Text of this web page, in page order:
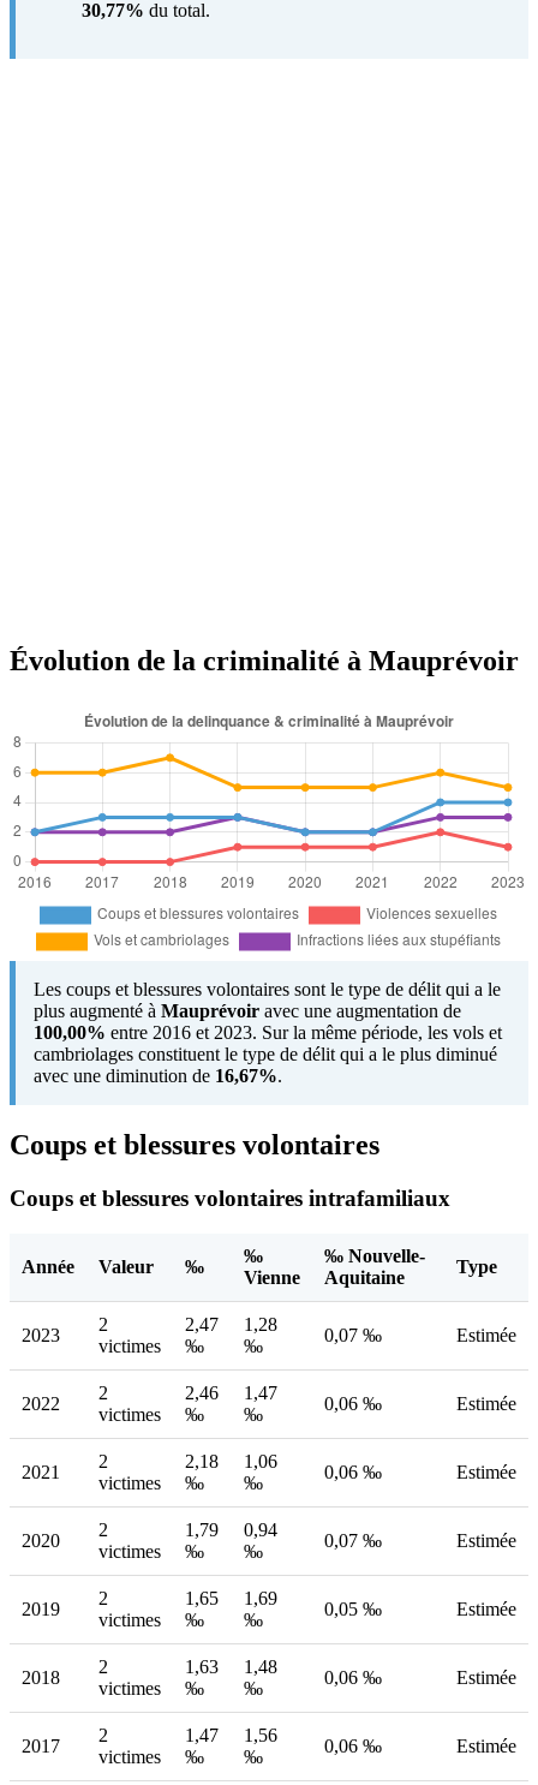
30,77% du total.
Évolution de la criminalité à Mauprévoir
Les coups et blessures volontaires sont le type de délit qui a le
plus augmenté à Mauprévoir avec une augmentation de
100,00% entre 2016 et 2023. Sur la même période, les vols et
cambriolages constituent le type de délit qui a le plus diminué
avec une diminution de 16,67%.
Coups et blessures volontaires
Coups et blessures volontaires intrafamiliaux
Année Valeur ‰
‰
Vienne
‰ Nouvelle-
Aquitaine
Type
2023
2
victimes
2,47
‰
1,28
‰
0,07 ‰ Estimée
2022
2
victimes
2,46
‰
1,47
‰
0,06 ‰ Estimée
2021
2
victimes
2,18
‰
1,06
‰
0,06 ‰ Estimée
2020
2
victimes
1,79
‰
0,94
‰
0,07 ‰ Estimée
2019
2
victimes
1,65
‰
1,69
‰
0,05 ‰ Estimée
2018
2
victimes
1,63
‰
1,48
‰
0,06 ‰ Estimée
2017
2
victimes
1,47
‰
1,56
‰
0,06 ‰ Estimée